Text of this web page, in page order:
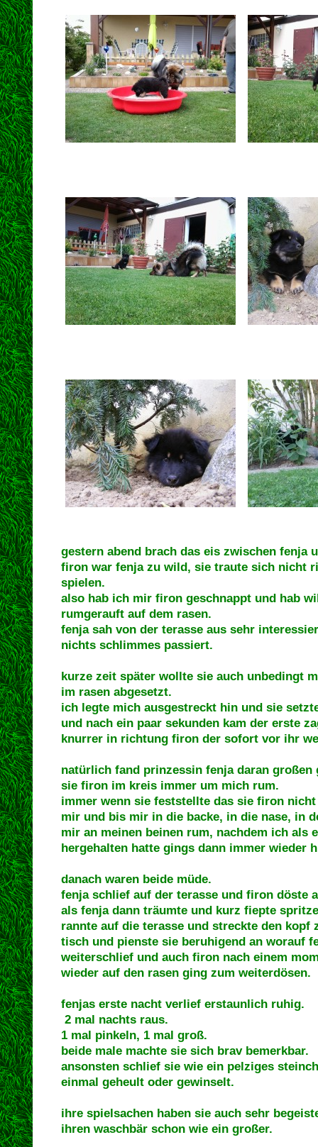
gestern abend brach das eis zwischen fenja
firon war fenja zu wild, sie traute sich nicht
spielen.
also hab ich mir firon geschnappt und hab
rumgerauft auf dem rasen.
fenja sah von der terasse aus sehr
nichts schlimmes passiert.
kurze zeit später wollte sie auch unbedingt
im rasen abgesetzt.
ich legte mich ausgestreckt hin und sie
und nach ein paar sekunden kam der erste
knurrer in richtung firon der sofort vor ihr
natürlich fand prinzessin fenja daran großen
sie firon im kreis immer um mich rum.
immer wenn sie feststellte das sie firon
mir und bis mir in die backe, in die nase, in
mir an meinen beinen rum, nachdem ich als
hergehalten hatte gings dann immer wieder
danach waren beide müde.
fenja schlief auf der terasse und firon döste
als fenja dann träumte und kurz fiepte
rannte auf die terasse und streckte den kopf
tisch und pienste sie beruhigend an worauf
weiterschlief und auch firon nach einem
wieder auf den rasen ging zum weiterdösen.
fenjas erste nacht verlief erstaunlich ruhig.
2 mal nachts raus.
1 mal pinkeln, 1 mal groß.
beide male machte sie sich brav bemerkbar.
ansonsten schlief sie wie ein pelziges
einmal geheult oder gewinselt.
ihre spielsachen haben sie auch sehr
ihren waschbär schon wie ein großer.